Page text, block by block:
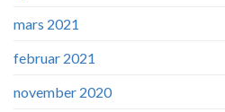
mars 2021
februar 2021
november 2020